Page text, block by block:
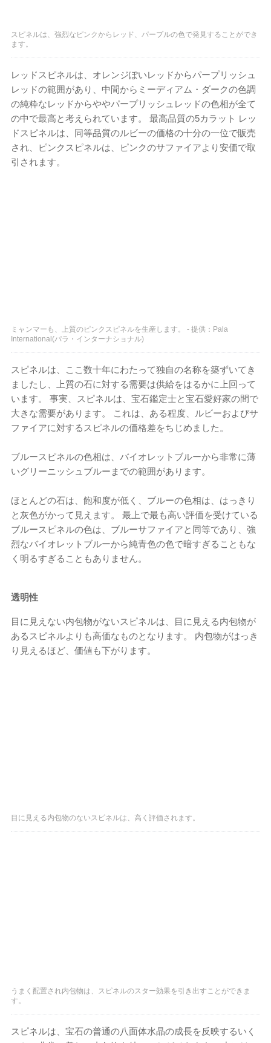
スピネルは、強烈なピンクからレッド、パープルの色で発見することができ
ます。
レッドスピネルは、オレンジぽいレッドからパープリッシュ
レッドの範囲があり、中間からミーディアム・ダークの色調
の純粋なレッドからややパープリッシュレッドの色相が全て
の中で最高と考えられています。 最高品質の5カラット レッ
ドスピネルは、同等品質のルビーの価格の十分の一位で販売
され、ピンクスピネルは、ピンクのサファイアより安価で取
引されます。
ミャンマーも、上質のピンクスピネルを生産します。 - 提供：Pala
International(パラ・インターナショナル)
スピネルは、ここ数十年にわたって独自の名称を築ずいてき
ましたし、上質の石に対する需要は供給をはるかに上回って
います。 事実、スピネルは、宝石鑑定士と宝石愛好家の間で
大きな需要があります。 これは、ある程度、ルビーおよびサ
ファイアに対するスピネルの価格差をちじめました。
ブルースピネルの色相は、バイオレットブルーから非常に薄
いグリーニッシュブルーまでの範囲があります。
ほとんどの石は、飽和度が低く、ブルーの色相は、はっきり
と灰色がかって見えます。 最上で最も高い評価を受けている
ブルースピネルの色は、ブルーサファイアと同等であり、強
烈なバイオレットブルーから純青色の色で暗すぎることもな
く明るすぎることもありません。
透明性
目に見えない内包物がないスピネルは、目に見える内包物が
あるスピネルよりも高価なものとなります。 内包物がはっき
り見えるほど、価値も下がります。
目に見える内包物のないスピネルは、高く評価されます。
うまく配置され内包物は、スピネルのスター効果を引き出すことができま
す。
スピネルは、宝石の普通の八面体水晶の成長を反映するいく